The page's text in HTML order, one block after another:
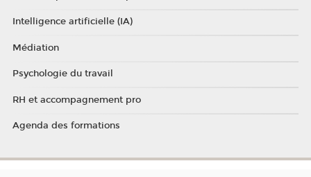
Intelligence artificielle (IA)
Médiation
Psychologie du travail
RH et accompagnement pro
Agenda des formations